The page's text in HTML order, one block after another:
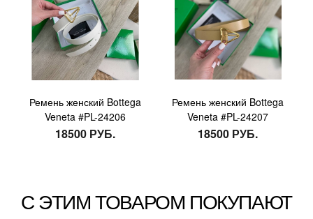
Ремень женский Bottega
Veneta #PL-24206
18500 РУБ.
Ремень женский Bottega
Veneta #PL-24207
18500 РУБ.
С ЭТИМ ТОВАРОМ ПОКУПАЮТ